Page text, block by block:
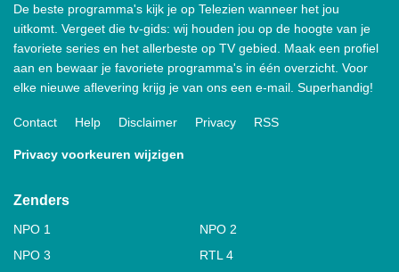
De beste programma's kijk je op Telezien wanneer het jou
uitkomt. Vergeet die tv-gids: wij houden jou op de hoogte van je
favoriete series en het allerbeste op TV gebied. Maak een profiel
aan en bewaar je favoriete programma's in één overzicht. Voor
elke nieuwe aflevering krijg je van ons een e-mail. Superhandig!
Contact Help Disclaimer Privacy RSS
Privacy voorkeuren wijzigen
Zenders
NPO 1
NPO 2
NPO 3
RTL 4